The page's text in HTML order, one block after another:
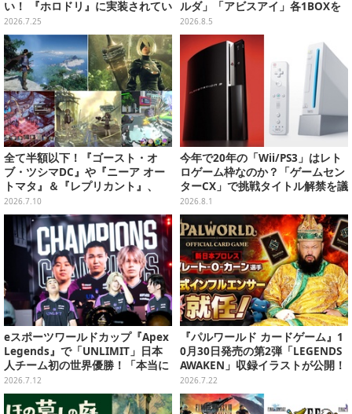
い！ 『ホロドリ』に実装されてい
るお姉さんイラストを振り返り
2026.7.25
ルダ」「アビスアイ」各1BOXを
ラインナップ
2026.8.5
全て半額以下！『ゴースト・オ
ブ・ツシマDC』や『ニーア オー
トマタ』＆『レプリカント』、
『十三機兵防衛圏』などの名作で
夏を乗り切ろう【eショップ・PS
Storeのお薦めセール】
2026.7.10
今年で20年の「Wii/PS3」はレト
ロゲーム枠なのか？「ゲームセン
ターCX」で挑戦タイトル解禁を議
論する生配信が決定
2026.8.1
eスポーツワールドカップ『Apex
Legends』で「UNLIMIT」日本
人チーム初の世界優勝！「本当に
夢みたい」…ZETA DIVISIONとの
一騎打ちを制す
2026.7.12
『パルワールド カードゲーム』1
0月30日発売の第2弾「LEGENDS
AWAKEN」収録イラストが公開！
第3弾や大会など新情報も続々お
披露目
2026.7.22